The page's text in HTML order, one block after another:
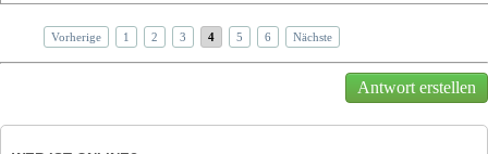
Vorherige 1 2 3 4 5 6 Nächste
Antwort erstellen